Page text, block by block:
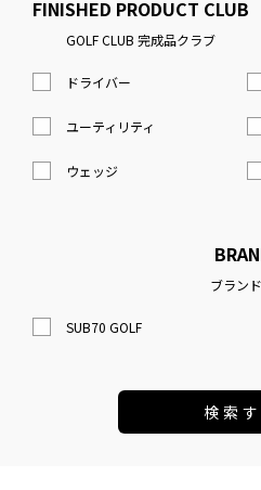
FINISHED PRODUCT CLUB
GOLF CLUB 完成品クラブ
ドライバー
ユーティリティ
ウェッジ
ブラン
SUB70 GOLF
検索す